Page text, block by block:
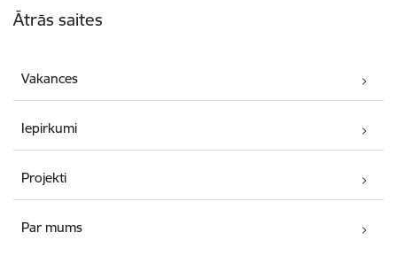
Ātrās saites
Vakances
Iepirkumi
Projekti
Par mums